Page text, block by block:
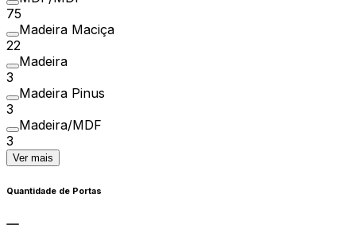
75
Madeira Maciça
22
Madeira
3
Madeira Pinus
3
Madeira/MDF
3
Ver mais
Quantidade de Portas